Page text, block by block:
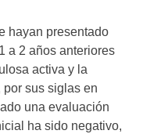
hayan presentado
a 2 años anteriores
activa y la
sus siglas en
una evaluación
ha sido negativo,